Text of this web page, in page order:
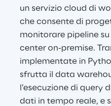
un servizio cloud di
che consente di
monitorare pipeline
center on-premise.
implementate in
sfrutta il data
l’esecuzione di query
dati in tempo reale, e